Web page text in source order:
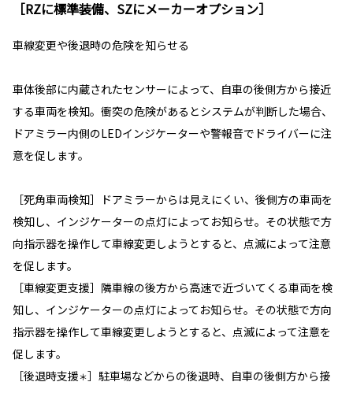
［RZに標準装備、SZにメーカーオプション］
車線変更や後退時の危険を知らせる
車体後部に内蔵されたセンサーによって、自車の後側方から接近
する車両を検知。衝突の危険があるとシステムが判断した場合、
ドアミラー内側のLEDインジケーターや警報音でドライバーに注
意を促します。
［死角車両検知］ドアミラーからは見えにくい、後側方の車両を
検知し、インジケーターの点灯によってお知らせ。その状態で方
向指示器を操作して車線変更しようとすると、点滅によって注意
を促します。
［車線変更支援］隣車線の後方から高速で近づいてくる車両を検
知し、インジケーターの点灯によってお知らせ。その状態で方向
指示器を操作して車線変更しようとすると、点滅によって注意を
促します。
［後退時支援＊］駐車場などからの後退時、自車の後側方から接